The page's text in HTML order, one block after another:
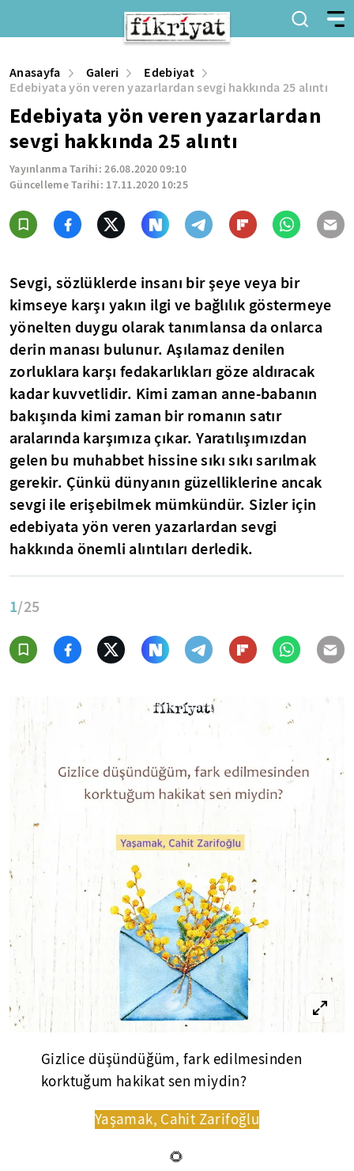
Anasayfa Galeri
Edebiyat
Edebiyata yön veren yazarlardan sevgi hakkında 25 alıntı
Edebiyata yön veren yazarlardan
sevgi hakkında 25 alıntı
Yayınlanma Tarihi:26.08.2020 09:10
Güncelleme Tarihi: 17.11.2020 10:25
Sevgi, sözlüklerde insanı bir şeye veya bir
kimseye karşı yakın ilgi ve bağlılık göstermeye
yönelten duygu olarak tanımlansa da onlarca
derin manası bulunur. Aşılamaz denilen
zorluklara karşı fedakarlıkları göze aldıracak
kadar kuvvetlidir. Kimi zaman anne-babanın
bakışında kimi zaman bir romanın satır
aralarında karşımıza çıkar. Yaratılışımızdan
gelen bu muhabbet hissine sıkı sıkı sarılmak
gerekir. Çünkü dünyanın güzelliklerine ancak
sevgi ile erişebilmek mümkündür. Sizler için
edebiyata yön veren yazarlardan sevgi
hakkında önemli alıntıları derledik.
1/25
Gizlice düşündüğüm, fark edilmesinden
korktuğum hakikat sen miydin?
Yaşamak, Cahit Zarifoğlu
🌻